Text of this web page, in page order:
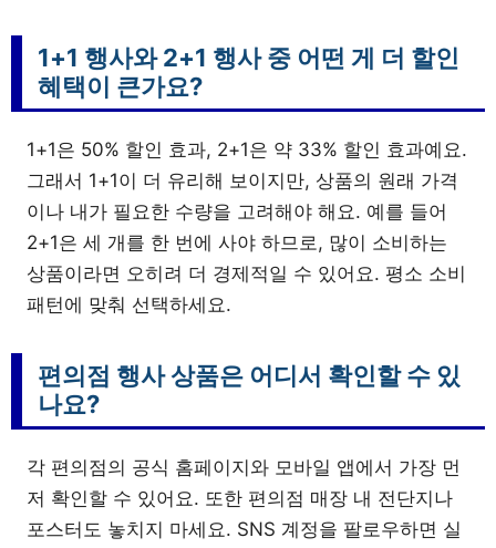
1+1 행사와 2+1 행사 중 어떤 게 더 할인
혜택이 큰가요?
1+1은 50% 할인 효과, 2+1은 약 33% 할인 효과예요.
그래서 1+1이 더 유리해 보이지만, 상품의 원래 가격
이나 내가 필요한 수량을 고려해야 해요. 예를 들어
2+1은 세 개를 한 번에 사야 하므로, 많이 소비하는
상품이라면 오히려 더 경제적일 수 있어요. 평소 소비
패턴에 맞춰 선택하세요.
편의점 행사 상품은 어디서 확인할 수 있
나요?
각 편의점의 공식 홈페이지와 모바일 앱에서 가장 먼
저 확인할 수 있어요. 또한 편의점 매장 내 전단지나
포스터도 놓치지 마세요. SNS 계정을 팔로우하면 실